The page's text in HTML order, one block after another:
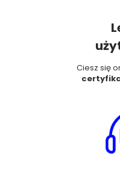
Ciesz się